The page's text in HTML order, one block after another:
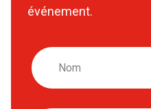
événement.
Nom